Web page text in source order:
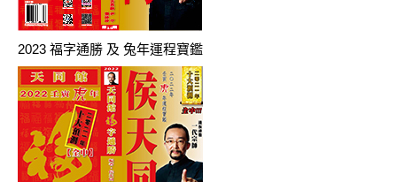
2023 福字通勝 及 兔年運程寶鑑